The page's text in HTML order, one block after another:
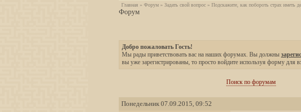
Главная » Форум » Задать свой вопрос » Подскажите, как побороть страх иметь
Форум
Добро пожаловать Гость!
Мы рады приветствовать вас на наших форумах. Вы должны
вы уже зарегистрированы, то просто войдите используя форму для
Поиск по форумам
Понедельник 07.09.2015, 09:52